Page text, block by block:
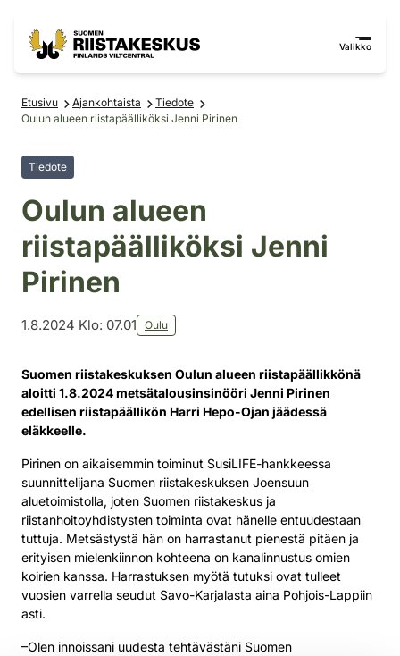
Valikko
Etusivu Ajankohtaista
Tiedote
Oulun alueen riistapäälliköksi Jenni Pirinen
Tiedote
Oulun alueen
riistapäälliköksi Jenni
Pirinen
1.8.2024 Klo: 07.01 Oulu
Suomen riistakeskuksen Oulun alueen riistapäällikkönä
aloitti 1.8.2024 metsätalousinsinööri Jenni Pirinen
edellisen riistapäällikön Harri Hepo-Ojan jäädessä
eläkkeelle.
Pirinen on aikaisemmin toiminut SusiLIFE-hankkeessa
suunnittelijana Suomen riistakeskuksen Joensuun
aluetoimistolla, joten Suomen riistakeskus ja
riistanhoitoyhdistysten toiminta ovat hänelle entuudestaan
tuttuja. Metsästystä hän on harrastanut pienestä pitäen ja
erityisen mielenkiinnon kohteena on kanalinnustus omien
koirien kanssa. Harrastuksen myötä tutuksi ovat tulleet
vuosien varrella seudut Savo-Karjalasta aina Pohjois-Lappiin
asti.
–Olen innoissani uudesta tehtävästäni Suomen